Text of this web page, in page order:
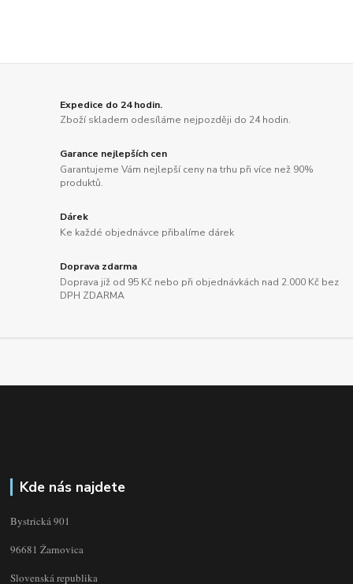
Expedice do 24 hodin.
Zboží skladem odesíláme nejpozději do 24 hodin.
Garance nejlepších cen
Garantujeme Vám nejlepší ceny na trhu při více než 90%
produktů.
Dárek
Ke každé objednávce přibalíme dárek
Doprava zdarma
Doprava již od 95 Kč nebo při objednávkách nad 2.000 Kč bez
DPH ZDARMA
Kde nás najdete
Bystrická 901
96681 Žarnovica
Slovenská republika